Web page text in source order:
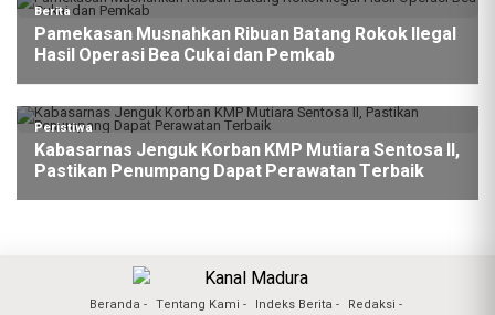
Berita
Pamekasan Musnahkan Ribuan Batang Rokok Ilegal
Hasil Operasi Bea Cukai dan Pemkab
Peristiwa
Kabasarnas Jenguk Korban KMP Mutiara Sentosa II,
Pastikan Penumpang Dapat Perawatan Terbaik
Beranda Tentang Kami Indeks Berita
Redaksi